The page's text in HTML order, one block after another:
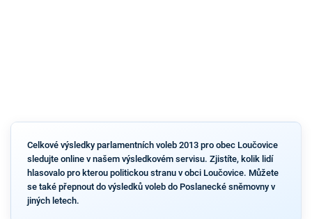
Celkové výsledky parlamentních voleb 2013 pro obec Loučovice
sledujte online v našem výsledkovém servisu. Zjistíte, kolik lidí
hlasovalo pro kterou politickou stranu v obci Loučovice. Můžete
se také přepnout do výsledků voleb do Poslanecké sněmovny v
jiných letech.